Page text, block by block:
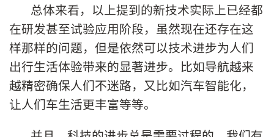
总体来看，以上提到的新技术实际上已经都
在研发甚至试验应用阶段，虽然现在还存在这
样那样的问题，但是依然可以技术进步为人们
出行生活体验带来的显著进步。比如导航越来
越精密确保人们不迷路，又比如汽车智能化，
让人们车生活更丰富等等。